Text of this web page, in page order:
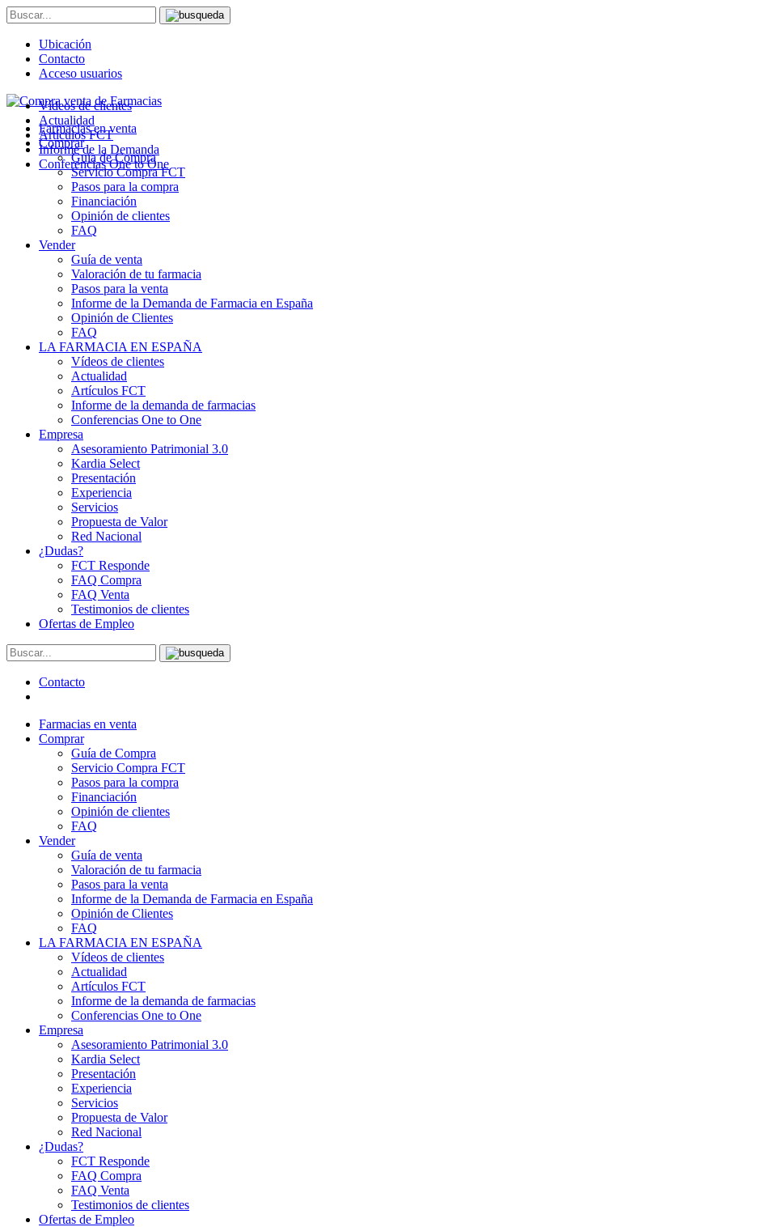
Ubicación
Contacto
Acceso usuarios
Farmacias en venta
Comprar
Guía de Compra
Servicio Compra FCT
Pasos para la compra
Financiación
Opinión de clientes
FAQ
Vender
Guía de venta
Valoración de tu farmacia
Pasos para la venta
Informe de la Demanda de Farmacia en España
Opinión de Clientes
FAQ
LA FARMACIA EN ESPAÑA
Vídeos de clientes
Actualidad
Artículos FCT
Informe de la demanda de farmacias
Conferencias One to One
Empresa
Asesoramiento Patrimonial 3.0
Kardia Select
Presentación
Experiencia
Servicios
Propuesta de Valor
Red Nacional
¿Dudas?
FCT Responde
FAQ Compra
FAQ Venta
Testimonios de clientes
Ofertas de Empleo
Contacto
Farmacias en venta
Comprar
Guía de Compra
Servicio Compra FCT
Pasos para la compra
Financiación
Opinión de clientes
FAQ
Vender
Guía de venta
Valoración de tu farmacia
Pasos para la venta
Informe de la Demanda de Farmacia en España
Opinión de Clientes
FAQ
LA FARMACIA EN ESPAÑA
Vídeos de clientes
Actualidad
Artículos FCT
Informe de la demanda de farmacias
Conferencias One to One
Empresa
Asesoramiento Patrimonial 3.0
Kardia Select
Presentación
Experiencia
Servicios
Propuesta de Valor
Red Nacional
¿Dudas?
FCT Responde
FAQ Compra
FAQ Venta
Testimonios de clientes
Ofertas de Empleo
Vídeos de clientes
Actualidad
Artículos FCT
Informe de la Demanda
Conferencias One to One